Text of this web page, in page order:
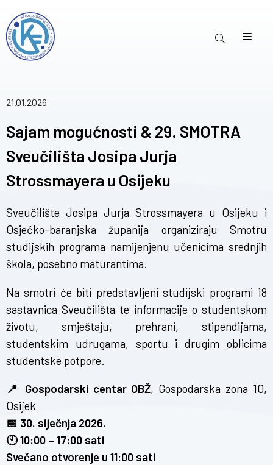
21.01.2026
Sajam mogućnosti & 29. SMOTRA
Sveučilišta Josipa Jurja
Strossmayera u Osijeku
Sveučilište Josipa Jurja Strossmayera u Osijeku i
Osječko-baranjska županija organiziraju Smotru
studijskih programa namijenjenu učenicima srednjih
škola, posebno maturantima.
Na smotri će biti predstavljeni studijski programi 18
sastavnica Sveučilišta te informacije o studentskom
životu, smještaju, prehrani, stipendijama,
studentskim udrugama, sportu i drugim oblicima
studentske potpore.
📍 Gospodarski centar OBŽ, Gospodarska zona 10,
Osijek
📅 30. siječnja 2026.
🕙 10:00 – 17:00 sati
Svečano otvorenje u 11:00 sati